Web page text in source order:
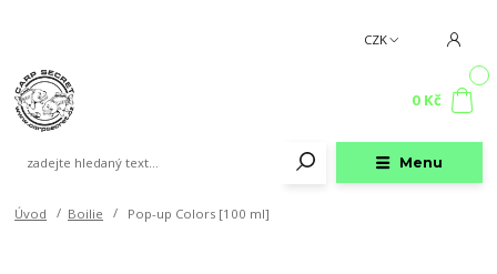
Menu
CZK
0 Kč
Úvod Boilie Pop-up Colors [100 ml]